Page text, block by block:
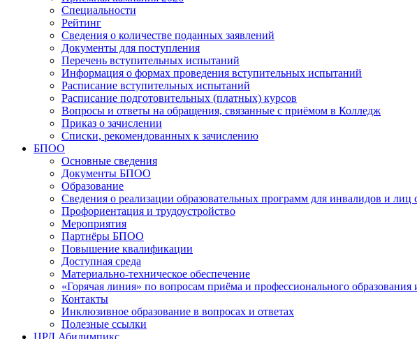
Специальности
Рейтинг
Сведения о количестве поданных заявлений
Документы для поступления
Перечень вступительных испытаний
Информация о формах проведения вступительных испытаний
Расписание вступительных испытаний
Расписание подготовительных (платных) курсов
Вопросы и ответы на обращения, связанные с приёмом в Колледж
Приказ о зачислении
Списки, рекомендованных к зачислению
БПОО
Основные сведения
Документы БПОО
Образование
Сведения о реализации образовательных программ для инвалидов и
Профориентация и трудоустройство
Мероприятия
Партнёры БПОО
Повышение квалификации
Доступная среда
Материально-техническое обеспечение
«Горячая линия» по вопросам приёма и профессионального
Контакты
Инклюзивное образование в вопросах и ответах
Полезные ссылки
ЦРД Абилимпикс